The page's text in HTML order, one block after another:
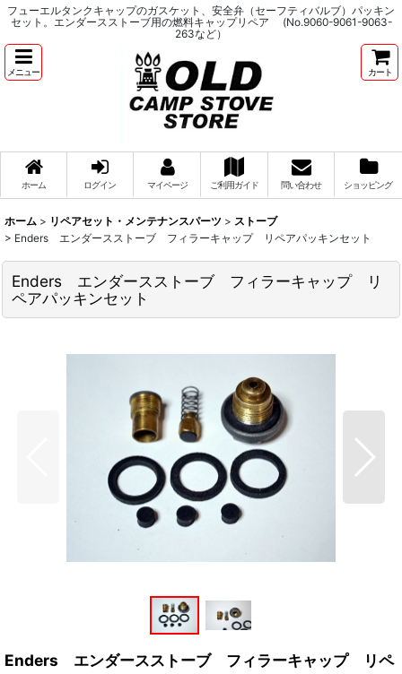
フューエルタンクキャップのガスケット、安全弁（セーフティバルブ）パッキン
セット。エンダースストーブ用の燃料キャップリペア (No.9060-9061-9063-
263など）
メニュー カート
ホーム ログイン マイページ ご利用ガイド 問い合わせ ショッピング
ホーム > リペアセット・メンテナンスパーツ > ストーブ
> Enders エンダースストーブ フィラーキャップ リペアパッキンセット
Enders エンダースストーブ フィラーキャップ リ
ペアパッキンセット
Enders エンダースストーブ フィラーキャップ リペ